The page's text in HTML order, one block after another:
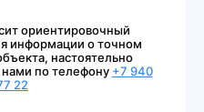
ориентировочный
информации о точном
настоятельно
нами по телефону +7 940
22